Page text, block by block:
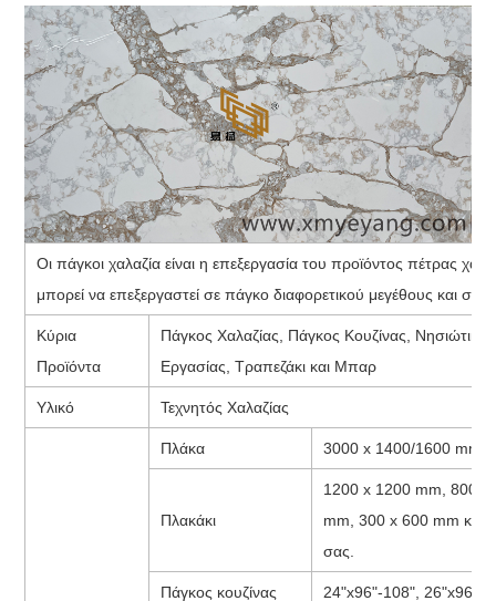
Οι πάγκοι χαλαζία είναι η επεξεργασία του προϊόντος πέτρας
μπορεί να επεξεργαστεί σε πάγκο διαφορετικού μεγέθους και
Κύρια
Προϊόντα
Πάγκος Χαλαζίας, Πάγκος Κουζίνας,
Εργασίας, Τραπεζάκι και Μπαρ
Υλικό Τεχνητός Χαλαζίας
Πλάκα 3000 x 1400/1600 mm,
Πλακάκι
1200 x 1200 mm, 800
mm, 300 x 600 mm και
σας.
Πάγκος κουζίνας 24"x96"-108", 26"x96"-